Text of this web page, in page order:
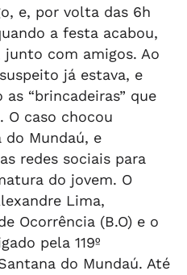
e, por volta das 6h
a festa acabou,
com amigos. Ao
já estava, e
“brincadeiras” que
O caso chocou
do Mundaú, e
redes sociais para
do jovem. O
Lima,
Ocorrência (B.O) e o
pela 119º
do Mundaú. Até